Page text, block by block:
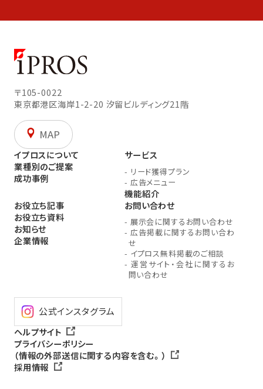
〒105-0022
東京都港区海岸1-2-20 汐留ビルディング21階
MAP
イプロスについて
業種別のご提案
成功事例
サービス
- リード獲得プラン
- 広告メニュー
機能紹介
お役立ち記事
お役立ち資料
お知らせ
企業情報
お問い合わせ
- 展示会に関するお問い合わせ
- 広告掲載に関するお問い合わ
せ
- イプロス無料掲載のご相談
- 運営サイト・会社に関するお
問い合わせ
公式インスタグラム
ヘルプサイト
プライバシーポリシー
（情報の外部送信に関する内容を含む。）
採用情報